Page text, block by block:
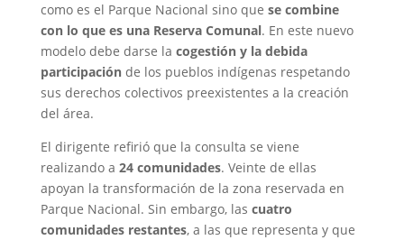
como es el Parque Nacional sino que se combine
con lo que es una Reserva Comunal. En este nuevo
modelo debe darse la cogestión y la debida
participaciónde los pueblos indígenas respetando
sus derechos colectivos preexistentes a la creación
del área.
El dirigente refirió que la consulta se viene
realizando a 24 comunidades. Veinte de ellas
apoyan la transformación de la zona reservada en
Parque Nacional. Sin embargo, las cuatro
comunidades restantes, a las que representa y que